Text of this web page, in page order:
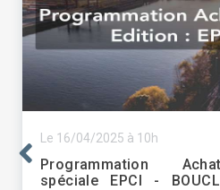
Le 16/04/2025 à 10h
Programmation
spéciale EPCI -